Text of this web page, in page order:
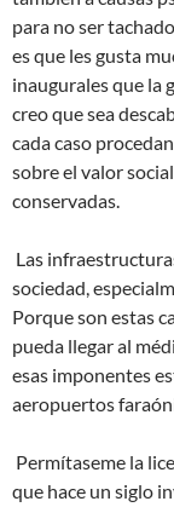
para no ser
es que les gusta
inaugurales que la
creo que sea
cada caso
sobre el valor
conservadas.
Las
sociedad,
Porque son estas
pueda llegar al
esas imponentes
aeropuertos
Permítaseme la
que hace un siglo